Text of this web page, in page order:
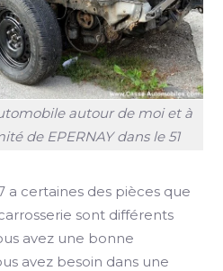
autour de moi et à
de EPERNAY dans le 51
a certaines des pièces que
sont différents
avez une bonne
avez besoin dans une